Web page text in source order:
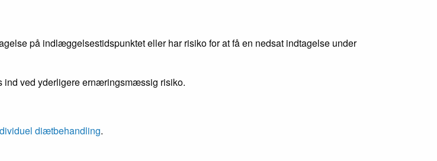
på indlæggelsestidspunktet eller har risiko for at få en nedsat indtagelse under
ind ved yderligere ernæringsmæssig risiko.
diætbehandling.